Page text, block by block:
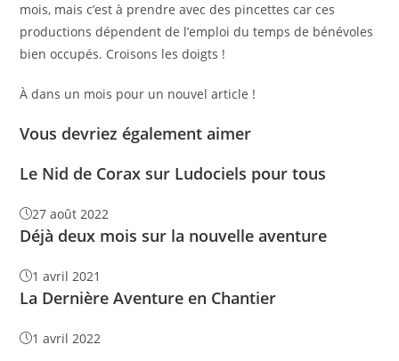
mois, mais c’est à prendre avec des pincettes car ces
productions dépendent de l’emploi du temps de bénévoles
bien occupés. Croisons les doigts !
À dans un mois pour un nouvel article !
Vous devriez également aimer
Le Nid de Corax sur Ludociels pour tous
27 août 2022
Déjà deux mois sur la nouvelle aventure
1 avril 2021
La Dernière Aventure en Chantier
1 avril 2022